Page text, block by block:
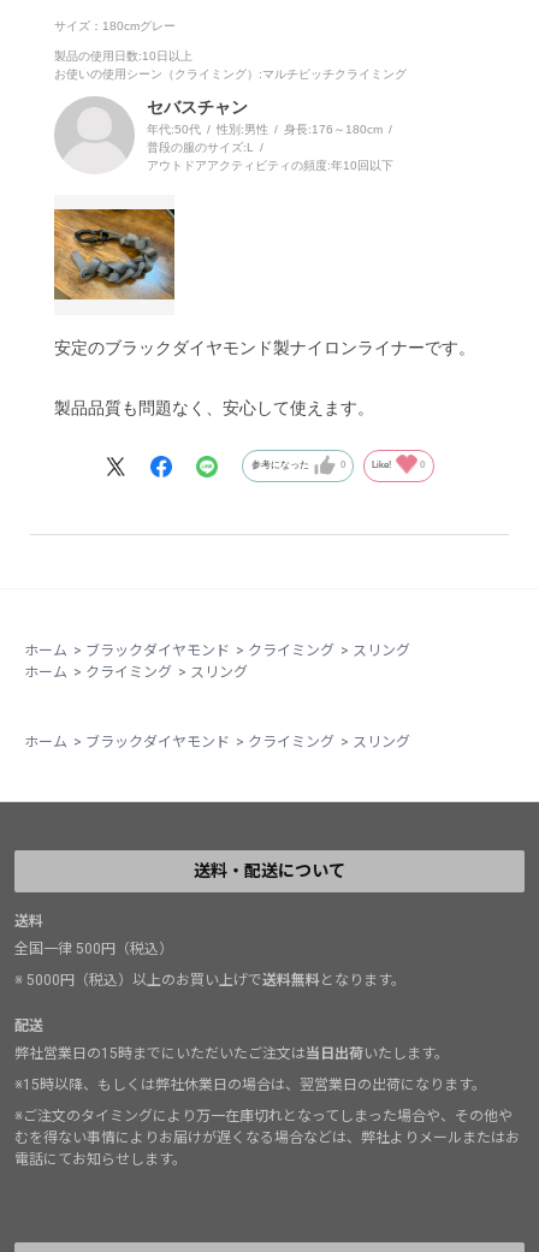
サイズ：180cmグレー
製品の使用日数:10日以上
お使いの使用シーン（クライミング） :マルチピッチクライミング
セバスチャン
年代:50代 性別:男性 身長:176～180cm
普段の服のサイズ:L
アウトドアアクティビティの頻度:年10回以下
安定のブラックダイヤモンド製ナイロンライナーです。
製品品質も問題なく、安心して使えます。
参考になった 0 Like! 0
ホーム > ブラックダイヤモンド > クライミング > スリング
ホーム > クライミング > スリング
ホーム > ブラックダイヤモンド > クライミング > スリング
送料・配送について
送料
全国一律 500円（税込）
※ 5000円（税込）以上のお買い上げで送料無料となります。
配送
弊社営業日の15時までにいただいたご注文は当日出荷いたします。
※15時以降、もしくは弊社休業日の場合は、翌営業日の出荷になります。
※ご注文のタイミングにより万一在庫切れとなってしまった場合や、その他や
むを得ない事情によりお届けが遅くなる場合などは、弊社よりメールまたはお
電話にてお知らせします。